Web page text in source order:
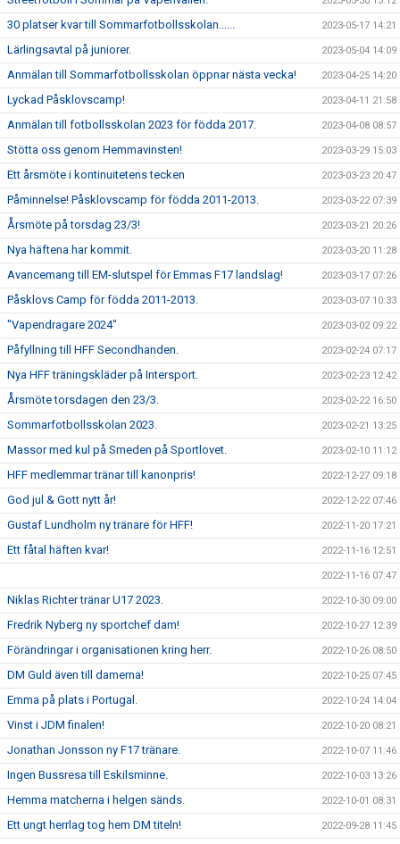
30 platser kvar till Sommarfotbollsskolan...... 2023-05-17 14:21
Lärlingsavtal på juniorer. 2023-05-04 14:09
Anmälan till Sommarfotbollsskolan öppnar nästa vecka! 2023-04-25 14:20
Lyckad Påsklovscamp! 2023-04-11 21:58
Anmälan till fotbollsskolan 2023 för födda 2017. 2023-04-08 08:57
Stötta oss genom Hemmavinsten! 2023-03-29 15:03
Ett årsmöte i kontinuitetens tecken 2023-03-23 20:47
Påminnelse! Påsklovscamp för födda 2011-2013. 2023-03-22 07:39
Årsmöte på torsdag 23/3! 2023-03-21 20:26
Nya häftena har kommit. 2023-03-20 11:28
Avancemang till EM-slutspel för Emmas F17 landslag! 2023-03-17 07:26
Påsklovs Camp för födda 2011-2013. 2023-03-07 10:33
"Vapendragare 2024" 2023-03-02 09:22
Påfyllning till HFF Secondhanden. 2023-02-24 07:17
Nya HFF träningskläder på Intersport. 2023-02-23 12:42
Årsmöte torsdagen den 23/3. 2023-02-22 16:50
Sommarfotbollsskolan 2023. 2023-02-21 13:25
Massor med kul på Smeden på Sportlovet. 2023-02-10 11:12
HFF medlemmar tränar till kanonpris! 2022-12-27 09:18
God jul & Gott nytt år! 2022-12-22 07:46
Gustaf Lundholm ny tränare för HFF! 2022-11-20 17:21
Ett fåtal häften kvar! 2022-11-16 12:51
2022-11-16 07:47
Niklas Richter tränar U17 2023. 2022-10-30 09:00
Fredrik Nyberg ny sportchef dam! 2022-10-27 12:39
Förändringar i organisationen kring herr. 2022-10-26 08:50
DM Guld även till damerna! 2022-10-25 07:45
Emma på plats i Portugal. 2022-10-24 14:04
Vinst i JDM finalen! 2022-10-20 08:21
Jonathan Jonsson ny F17 tränare. 2022-10-07 11:46
Ingen Bussresa till Eskilsminne. 2022-10-03 13:26
Hemma matcherna i helgen sänds. 2022-10-01 08:31
Ett ungt herrlag tog hem DM titeln! 2022-09-28 11:45